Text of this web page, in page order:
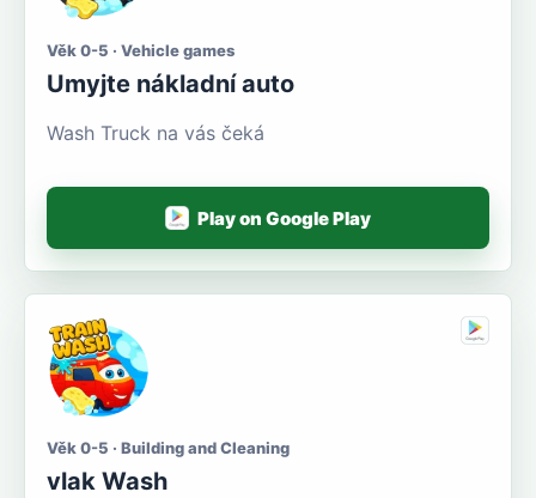
Věk 0-5 · Vehicle games
Umyjte nákladní auto
Wash Truck na vás čeká
Play on Google Play
Věk 0-5 · Building and Cleaning
vlak Wash